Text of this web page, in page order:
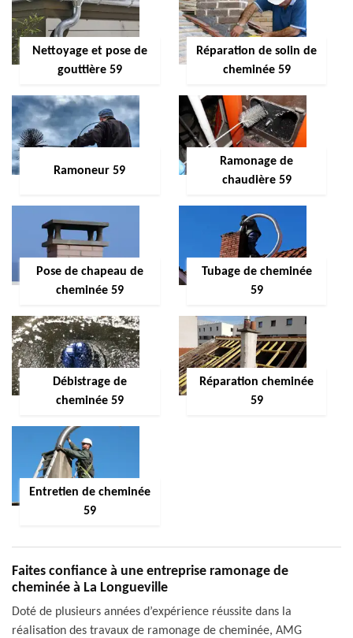
Nettoyage et pose de
gouttière 59
Réparation de solin de
cheminée 59
Ramoneur 59
Ramonage de
chaudière 59
Pose de chapeau de
cheminée 59
Tubage de cheminée
59
Débistrage de
cheminée 59
Réparation cheminée
59
Entretien de cheminée
59
Faites confiance à une entreprise ramonage de
cheminée à La Longueville
Doté de plusieurs années d’expérience réussite dans la
réalisation des travaux de ramonage de cheminée, AMG